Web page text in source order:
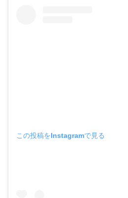
この投稿をInstagramで見る